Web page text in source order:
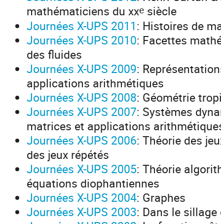
mathématiciens du xxe siècle
Journées X-UPS 2011: Histoires de
Journées X-UPS 2010: Facettes
des fluides
Journées X-UPS 2009:
applications arithmétiques
Journées X-UPS 2008: Géométrie
Journées X-UPS 2007: Systèmes
matrices et applications
Journées X-UPS 2006: Théorie des
des jeux répétés
Journées X-UPS 2005: Théorie
équations diophantiennes
Journées X-UPS 2004: Graphes
Journées X-UPS 2003: Dans le